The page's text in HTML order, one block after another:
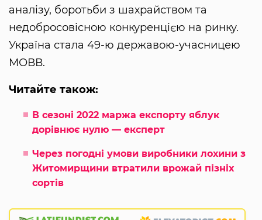
аналізу, боротьби з шахрайством та
недобросовісною конкуренцією на ринку.
Україна стала 49-ю державою-учасницею
МОВВ.
Читайте також:
В сезоні 2022 маржа експорту яблук
дорівнює нулю — експерт
Через погодні умови виробники лохини з
Житомирщини втратили врожай пізніх
сортів